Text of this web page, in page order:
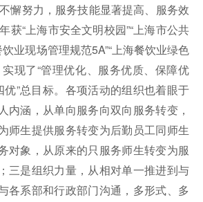
懈努力，服务技能显著提高、服务效
获“上海市安全文明校园”“上海市公共
业现场管理规范5A”“上海餐饮业绿色
现了“管理优化、服务优质、保障优
优”总目标。各项活动的组织也着眼于
内涵，从单向服务向双向服务转变，
师生提供服务转变为后勤员工同师生
对象，从原来的只服务师生转变为服
三是组织力量，从相对单一推进到与
各系部和行政部门沟通，多形式、多